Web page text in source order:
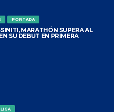
PORTADA
MARATHÓN SUPERA AL
SU DEBUT EN PRIMERA
LIGA